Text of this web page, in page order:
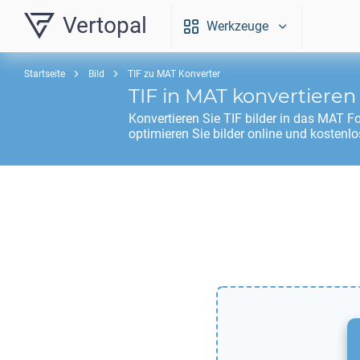
Vertopal Werkzeuge
Startseite Bild TIF zu MAT Konverter
TIF in MAT konvertieren
Konvertieren Sie TIF bilder in das MAT
optimieren Sie bilder online und